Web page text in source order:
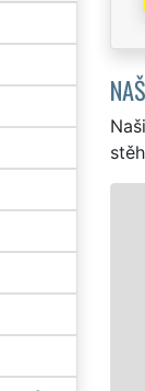
STĚHOVÁNÍ
Naše
pro